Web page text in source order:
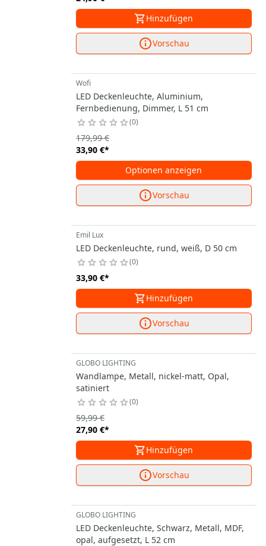
Hinzufügen
Vorschau
Wofi
LED Deckenleuchte, Aluminium,
Fernbedienung, Dimmer, L 51 cm
0
33,90 €*
179,99 €
Optionen anzeigen
Vorschau
Emil Lux
LED Deckenleuchte, rund, weiß, D 50 cm
0
33,90 €*
Hinzufügen
Vorschau
GLOBO LIGHTING
Wandlampe, Metall, nickel-matt, Opal,
satiniert
0
27,90 €*
59,99 €
Hinzufügen
Vorschau
GLOBO LIGHTING
LED Deckenleuchte, Schwarz, Metall, MDF,
opal, aufgesetzt, L 52 cm